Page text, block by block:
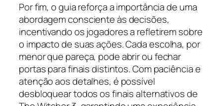
Por fim, o guia reforça a importância de uma
abordagem consciente às decisões,
incentivando os jogadores a refletirem sobre
o impacto de suas ações. Cada escolha, por
menor que pareça, pode abrir ou fechar
portas para finais distintos. Com paciência e
atenção aos detalhes, é possível
desbloquear todos os finais alternativos de